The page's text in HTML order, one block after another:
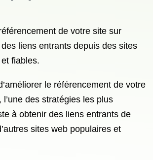
de votre site sur
liens entrants depuis des sites
fiables.
le référencement de votre
des stratégies les plus
à obtenir des liens entrants de
sites web populaires et